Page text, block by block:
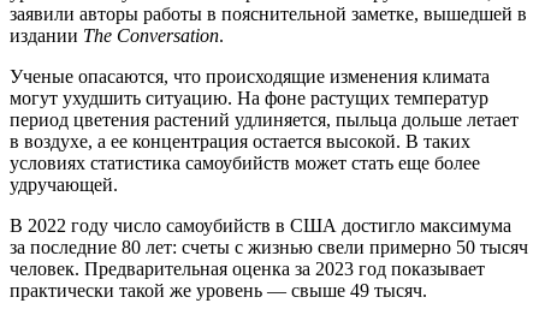
заявили авторы работы в пояснительной заметке, вышедшей в
издании The Conversation.
Ученые опасаются, что происходящие изменения климата
могут ухудшить ситуацию. На фоне растущих температур
период цветения растений удлиняется, пыльца дольше летает
в воздухе, а ее концентрация остается высокой. В таких
условиях статистика самоубийств может стать еще более
удручающей.
В 2022 году число самоубийств в США достигло максимума
за последние 80 лет: счеты с жизнью свели примерно 50 тысяч
человек. Предварительная оценка за 2023 год показывает
практически такой же уровень — свыше 49 тысяч.